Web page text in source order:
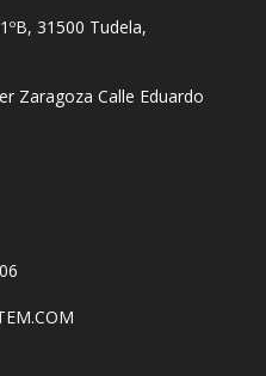
31500 Tudela,
Zaragoza Calle Eduardo